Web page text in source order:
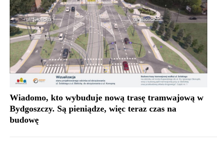
Wiadomo, kto wybuduje nową trasę tramwajową w
Bydgoszczy. Są pieniądze, więc teraz czas na
budowę